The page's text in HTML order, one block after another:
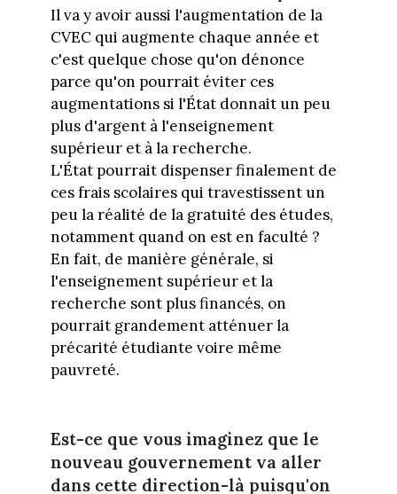
Il va y avoir aussi l'augmentation de la
CVEC qui augmente chaque année et
c'est quelque chose qu'on dénonce
parce qu'on pourrait éviter ces
augmentations si l'État donnait un peu
plus d'argent à l'enseignement
supérieur et à la recherche.
L'État pourrait dispenser finalement de
ces frais scolaires qui travestissent un
peu la réalité de la gratuité des études,
notamment quand on est en faculté ?
En fait, de manière générale, si
l'enseignement supérieur et la
recherche sont plus financés, on
pourrait grandement atténuer la
précarité étudiante voire même
pauvreté.
Est-ce que vous imaginez que le
nouveau gouvernement va aller
dans cette direction-là puisqu'on